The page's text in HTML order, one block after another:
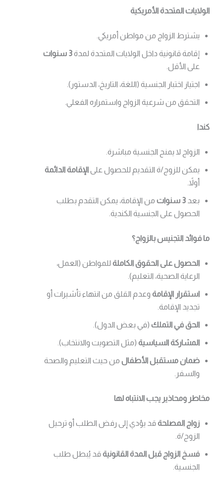
الولايات المتحدة الأمريكية
يشترط الزواج من مواطن أمريكي.
إقامة قانونية داخل الولايات المتحدة لمدة3 سنوات
على الأقل.
اجتياز اختبار الجنسية (اللغة، التاريخ، الدستور).
التحقق من شرعية الزواج واستمراره الفعلي.
كندا
الزواج لا يمنح الجنسية مباشرة.
يمكن للزوج/ة التقديم للحصول علىالإقامة الدائمة
أولاً.
بعد 3 سنوات
من الإقامة، يمكن التقدم بطلب
الحصول على الجنسية الكندية.
ما فوائد التجنيس بالزواج؟
الحصول على الحقوق الكاملةللمواطن (العمل،
الرعاية الصحية، التعليم).
استقرار الإقامةوعدم القلق من انتهاء تأشيرات أو
تجديد الإقامة.
الحق في التملك(في بعض الدول).
المشاركة السياسية(مثل التصويت والانتخاب).
ضمان مستقبل الأطفالمن حيث التعليم والصحة
والسفر.
مخاطر ومحاذير يجب الانتباه لها
زواج المصلحةقد يؤدي إلى رفض الطلب أو ترحيل
الزوج/ة.
فسخ الزواج قبل المدة القانونيةقد يُبطل طلب
الجنسية.